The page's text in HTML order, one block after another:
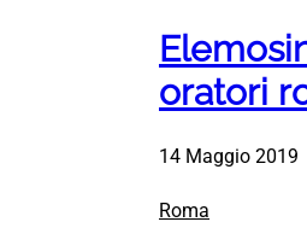
oratori
14 Maggio 2019
Roma